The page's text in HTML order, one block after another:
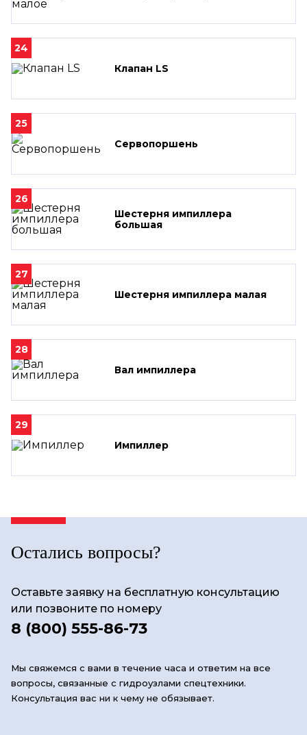
24
Клапан LS
25
Сервопоршень
26
Шестерня импиллера
большая
27
Шестерня импиллера малая
28
Вал импиллера
29
Импиллер
Остались вопросы?
Оставьте заявку на бесплатную консультацию
или позвоните по номеру
8 (800) 555-86-73
Мы свяжемся с вами в течение часа и ответим на все
вопросы, связанные с гидроузлами спецтехники.
Консультация вас ни к чему не обязывает.